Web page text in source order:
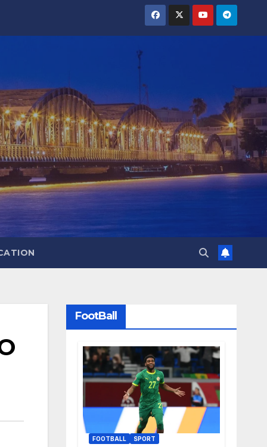
FootBall
FOOTBALL SPORT